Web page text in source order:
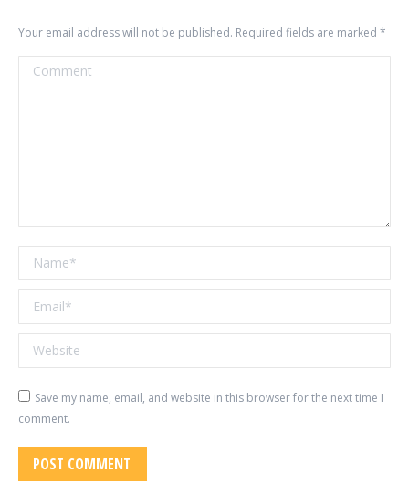
Your email address will not be published. Required fields are marked *
Comment
Name *
Email *
Website
Save my name, email, and website in this browser for the next time I
comment.
POST COMMENT